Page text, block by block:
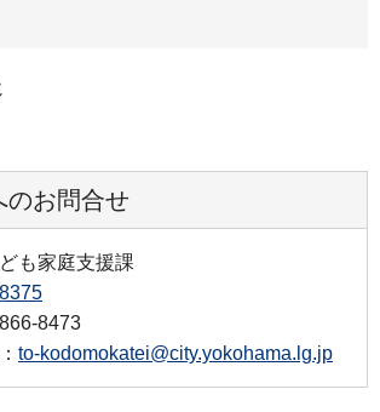
のお問合せ
も家庭支援課
8473
to-kodomokatei@city.yokohama.lg.jp